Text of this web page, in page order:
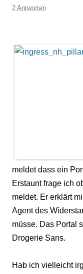
2 Antworten
meldet dass ein
Erstaunt frage ich
meldet. Er erklärt
Agent des
müsse. Das Portal
Drogerie Sans.
Hab ich vielleicht